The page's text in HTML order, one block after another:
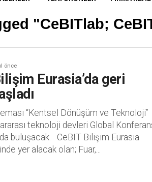
"CeBITlab;
önce
Eurasia’da geri
“Kentsel Dönüşüm ve Teknoloji”
teknoloji devleri Global
buluşacak. CeBIT Bilişim Eurasia
yer alacak olan; Fuar,...